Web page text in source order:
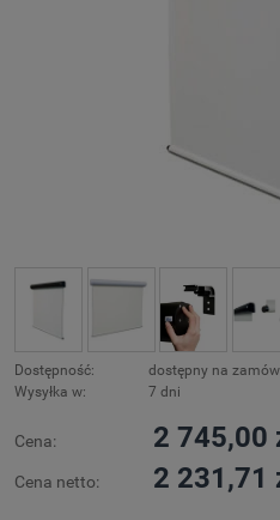
Dostępność:
dostępny na
Wysyłka w:
7 dni
Cena: 2 745,00
Cena netto: 2 231,71